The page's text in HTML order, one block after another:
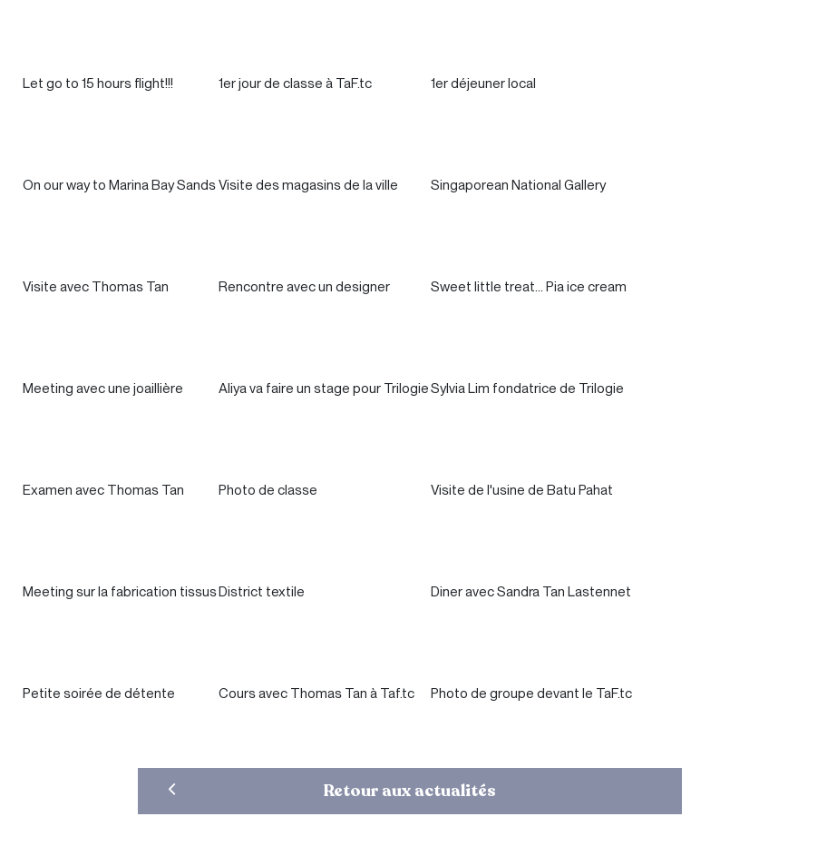
Let go to 15 hours flight!!! 1er jour de classe à TaF.tc 1er déjeuner local
On our way to Marina Bay SandsVisite des magasins de la ville Singaporean National Gallery
Visite avec Thomas Tan Rencontre avec un designer Sweet little treat... Pia ice cream
Meeting avec une joaillière Aliya va faire un stage pour TrilogieSylvia Lim fondatrice de Trilogie
Examen avec Thomas Tan Photo de classe Visite de l'usine de Batu Pahat
Meeting sur la fabrication tissusDistrict textile Diner avec Sandra Tan Lastennet
Petite soirée de détente Cours avec Thomas Tan à Taf.tc Photo de groupe devant le TaF.tc
Retour aux actualités